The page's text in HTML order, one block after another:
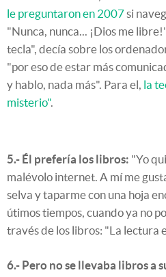
le preguntaron en 2007si
"Nunca, nunca... ¡Dios me
tecla", decía sobre los
"por eso de estar más
y hablo, nada más". Para el, la
misterio".
5.- Él prefería los libros: "Yo
malévolo internet. A mí me
selva y taparme con una hoja
útimos tiempos, cuando ya no
través de los libros: "La lectura
6.- Pero no se llevaba libros a